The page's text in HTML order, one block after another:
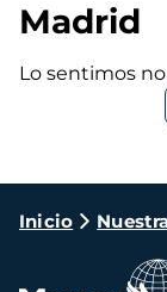
Madrid
Lo sentimos
Ruta
Inicio